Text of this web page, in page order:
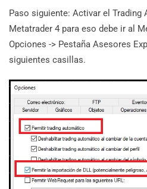
Paso siguiente: Activar el Trading
Metatrader 4 para eso debe ir al
Opciones -> Pestaña Asesores
siguientes casillas.